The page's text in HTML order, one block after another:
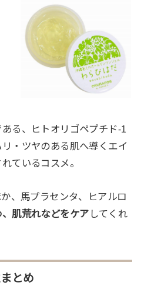
る、ヒトオリゴペプチド-1
・ツヤのある肌へ導くエイ
ているコスメ。
、馬プラセンタ、ヒアルロ
、肌荒れなどをケア してくれ
とめ